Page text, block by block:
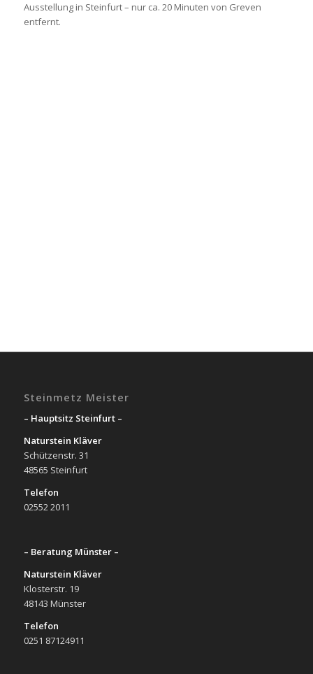
Ausstellung in Steinfurt – nur ca. 20 Minuten von Greven
entfernt.
Steinmetz Meister
– Hauptsitz Steinfurt –
Naturstein Kläver
Schützenstr. 31
48565 Steinfurt
Telefon
02552 2011
– Beratung Münster –
Naturstein Kläver
Klosterstr. 19
48143 Münster
Telefon
0251 87124911